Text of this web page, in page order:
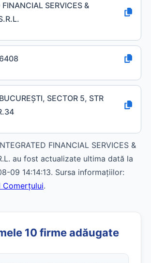
FINANCIAL SERVICES &
SECTOR 5, STR
FINANCIAL SERVICES &
au fost actualizate ultima dată la
09 14:14:13. Sursa informațiilor:
Comerțului.
10 firme adăugate